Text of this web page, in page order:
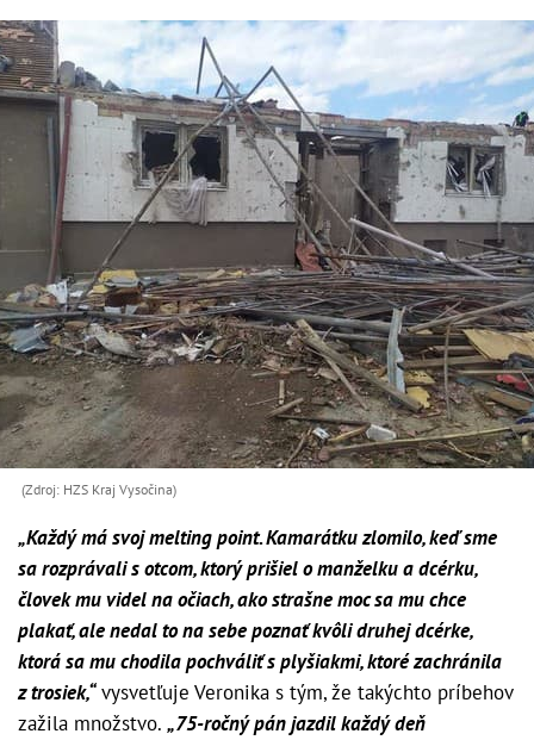
(Zdroj: HZS Kraj Vysočina)
„Každý má svoj melting point. Kamarátku zlomilo, keď sme
sa rozprávali s otcom, ktorý prišiel o manželku a dcérku,
človek mu videl na očiach, ako strašne moc sa mu chce
plakať, ale nedal to na sebe poznať kvôli druhej dcérke,
ktorá sa mu chodila pochváliť s plyšiakmi, ktoré zachránila
z trosiek,“vysvetľuje Veronika s tým, že takýchto príbehov
zažila množstvo. „75-ročný pán jazdil každý deň